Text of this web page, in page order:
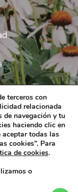
terceros con
relacionada
de navegación y tu
haciendo clic en
aceptar todas las
cookies”. Para
de cookies.
o